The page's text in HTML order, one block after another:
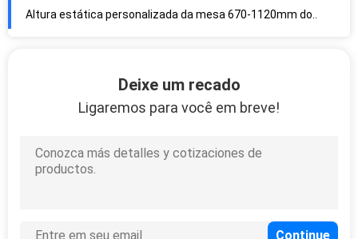
Deslize não os berços descartáveis do dedo, preservativos puros do dedo do látex de 100% para a sala Dustless
Deixe um recado
Ligaremos para você em breve!